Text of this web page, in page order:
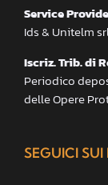
Service
Ids & Unitelm
Iscriz. Trib. di
Periodico
delle Opere
SEGUICI